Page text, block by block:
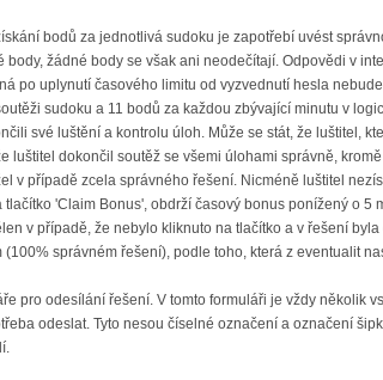
bodů za jednotlivá sudoku je zapotřebí uvést
žádné body se však ani neodečítají. Odpovědi v
po uplynutí časového limitu od vyzvednutí hesla
sudoku a 11 bodů za každou zbývající minutu v
své luštění a kontrolu úloh. Může se stát, že luštitel,
luštitel dokončil soutěž se všemi úlohami správně,
v případě zcela správného řešení. Nicméně luštitel
'Claim Bonus', obdrží časový bonus ponížený o
v případě, že nebylo kliknuto na tlačítko a v řešení
správném řešení), podle toho, která z eventualit
pro odesílání řešení. V tomto formuláři je vždy několik
odeslat. Tyto nesou číselné označení a označení